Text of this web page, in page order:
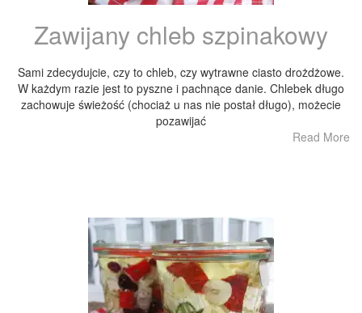
Zawijany chleb szpinakowy
Sami zdecydujcie, czy to chleb, czy wytrawne ciasto drożdżowe.
W każdym razie jest to pyszne i pachnące danie. Chlebek długo
zachowuje świeżość (chociaż u nas nie postał długo), możecie
pozawijać
Read More